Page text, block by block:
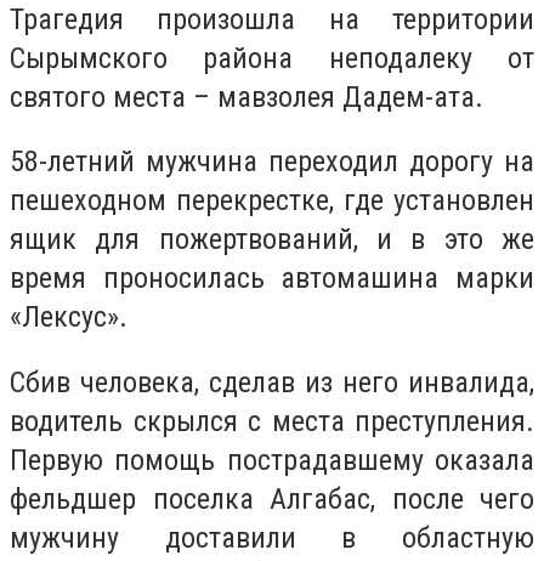
Трагедия произошла на территории
Сырымского района неподалеку от
святого места – мавзолея Дадем-ата.
58-летний мужчина переходил дорогу на
пешеходном перекрестке, где установлен
ящик для пожертвований, и в это же
время проносилась автомашина марки
«Лексус».
Сбив человека, сделав из него инвалида,
водитель скрылся с места преступления.
Первую помощь пострадавшему оказала
фельдшер поселка Алгабас, после чего
мужчину доставили в областную